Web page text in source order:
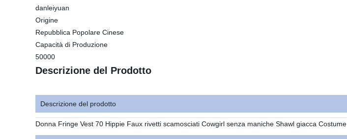
danleiyuan
Origine
Repubblica Popolare Cinese
Capacità di Produzione
50000
Descrizione del Prodotto
Descrizione del prodotto
Donna Fringe Vest 70 Hippie Faux rivetti scamosciati Cowgirl senza maniche Shawl giacca Costume